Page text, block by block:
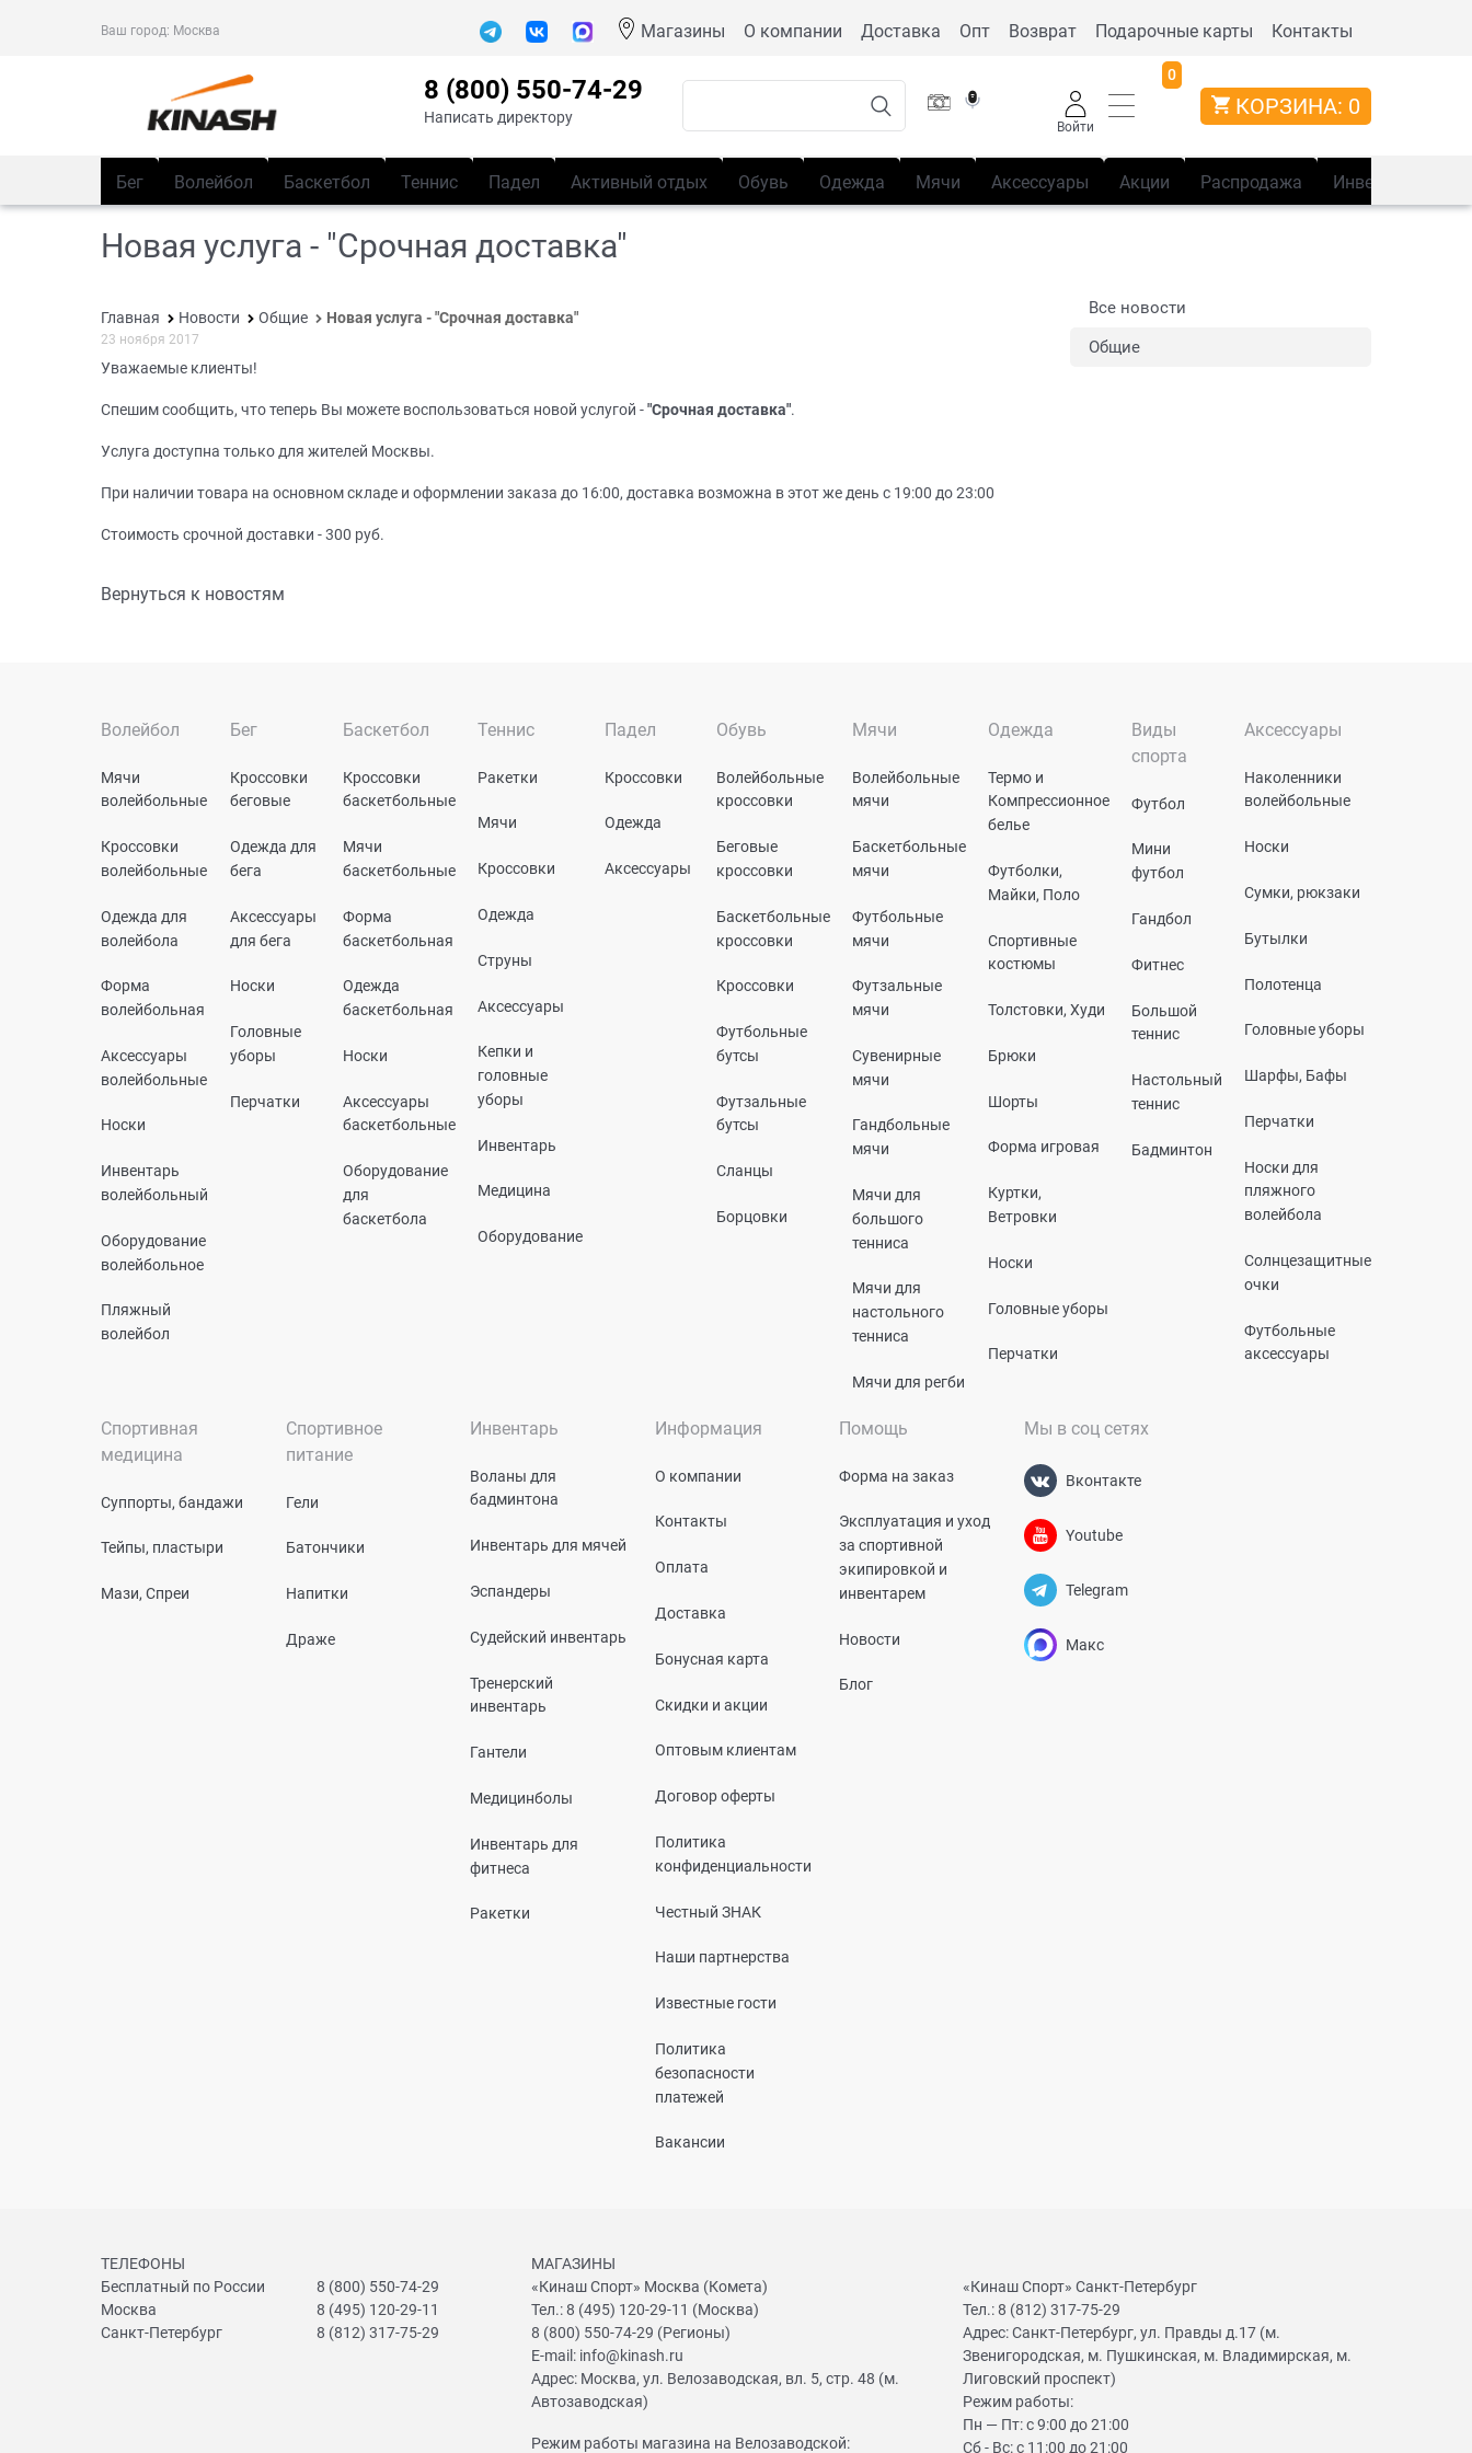
Ваш город: Москва Магазины О компании Доставка Опт Возврат Подарочные карты Контакты
8 (800) 550-74-29
Написать директору
Войти
0
КОРЗИНА: 0
Бег Волейбол Баскетбол Теннис Падел Активный отдых Обувь Одежда Мячи Аксессуары Акции Распродажа Инвентарь
Новая услуга - "Срочная доставка"
Главная Новости Общие Новая услуга - "Срочная доставка"
23 ноября 2017
Уважаемые клиенты!
Спешим сообщить, что теперь Вы можете воспользоваться новой услугой -"Срочная доставка".
Услуга доступна только для жителей Москвы.
При наличии товара на основном складе и оформлении заказа до 16:00, доставка возможна в этот же день с 19:00 до 23:00
Стоимость срочной доставки - 300 руб.
Вернуться к новостям
Все новости
Общие
Волейбол
Мячи
волейбольные
Кроссовки
волейбольные
Одежда для
волейбола
Форма
волейбольная
Аксессуары
волейбольные
Носки
Инвентарь
волейбольный
Оборудование
волейбольное
Пляжный
волейбол
Бег
Кроссовки
беговые
Одежда для
бега
Аксессуары
для бега
Носки
Головные
уборы
Перчатки
Баскетбол
Кроссовки
баскетбольные
Мячи
баскетбольные
Форма
баскетбольная
Одежда
баскетбольная
Носки
Аксессуары
баскетбольные
Оборудование
для
баскетбола
Теннис
Ракетки
Мячи
Кроссовки
Одежда
Струны
Аксессуары
Кепки и
головные
уборы
Инвентарь
Медицина
Оборудование
Падел
Кроссовки
Одежда
Аксессуары
Обувь
Волейбольные
кроссовки
Беговые
кроссовки
Баскетбольные
кроссовки
Кроссовки
Футбольные
бутсы
Футзальные
бутсы
Сланцы
Борцовки
Мячи
Волейбольные
мячи
Баскетбольные
мячи
Футбольные
мячи
Футзальные
мячи
Сувенирные
мячи
Гандбольные
мячи
Мячи для
большого
тенниса
Мячи для
настольного
тенниса
Мячи для регби
Одежда
Термо и
Компрессионное
белье
Футболки,
Майки, Поло
Спортивные
костюмы
Толстовки, Худи
Брюки
Шорты
Форма игровая
Куртки,
Ветровки
Носки
Головные уборы
Перчатки
Виды
спорта
Футбол
Мини
футбол
Гандбол
Фитнес
Большой
теннис
Настольный
теннис
Бадминтон
Аксессуары
Наколенники
волейбольные
Носки
Сумки, рюкзаки
Бутылки
Полотенца
Головные уборы
Шарфы, Бафы
Перчатки
Носки для
пляжного
волейбола
Солнцезащитные
очки
Футбольные
аксессуары
Спортивная
медицина
Суппорты, бандажи
Тейпы, пластыри
Мази, Спреи
Спортивное
питание
Гели
Батончики
Напитки
Драже
Инвентарь
Воланы для
бадминтона
Инвентарь для мячей
Эспандеры
Судейский инвентарь
Тренерский
инвентарь
Гантели
Медицинболы
Инвентарь для
фитнеса
Ракетки
Информация
О компании
Контакты
Оплата
Доставка
Бонусная карта
Скидки и акции
Оптовым клиентам
Договор оферты
Политика
конфиденциальности
Честный ЗНАК
Наши партнерства
Известные гости
Политика
безопасности
платежей
Вакансии
Помощь
Форма на заказ
Эксплуатация и уход
за спортивной
экипировкой и
инвентарем
Новости
Блог
Мы в соц сетях
Вконтакте
Youtube
Telegram
Макс
ТЕЛЕФОНЫ
Бесплатный по России
8 (800) 550-74-29
Москва
8 (495) 120-29-11
Санкт-Петербург
8 (812) 317-75-29
МАГАЗИНЫ
«Кинаш Спорт» Москва (Комета)
Тел.: 8 (495) 120-29-11 (Москва)
8 (800) 550-74-29 (Регионы)
E-mail: info@kinash.ru
Адрес: Москва, ул. Велозаводская, вл. 5, стр. 48 (м.
Автозаводская)
Режим работы магазина на Велозаводской:
«Кинаш Спорт» Санкт-Петербург
Тел.: 8 (812) 317-75-29
Адрес:Санкт-Петербург, ул. Правды д.17 (м.
Звенигородская, м. Пушкинская, м. Владимирская, м.
Лиговский проспект)
Режим работы:
Пн — Пт: с 9:00 до 21:00
Сб - Вс: с 11:00 до 21:00